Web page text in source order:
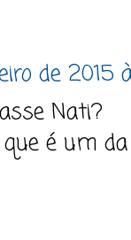
de 2015
Nati?
é um